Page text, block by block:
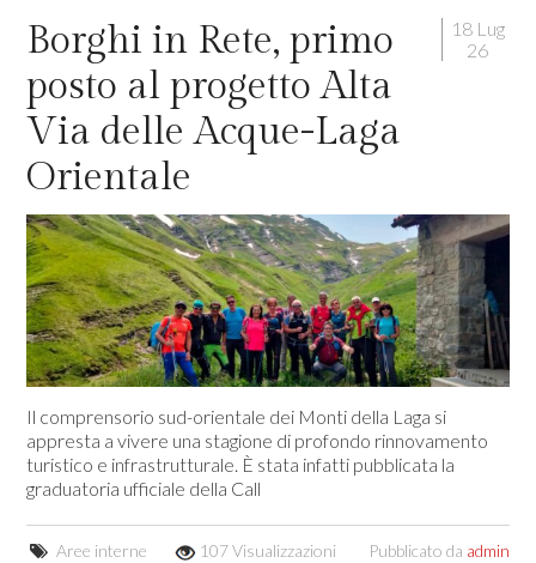
18 Lug
26
Borghi in Rete, primo
posto al progetto Alta
Via delle Acque-Laga
Orientale
Il comprensorio sud-orientale dei Monti della Laga si
appresta a vivere una stagione di profondo rinnovamento
turistico e infrastrutturale. È stata infatti pubblicata la
graduatoria ufficiale della Call
Aree interne 107 Visualizzazioni Pubblicato da admin